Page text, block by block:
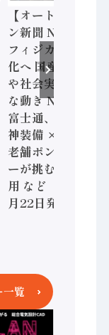
【オートメーショ
ン新聞 No.453】
フィジカルAI本格
化へ 国産AI開発
や社会実装に活発
な動き Noetra、
富士通、日立 / 兵
神装備 × HMS、
老舗ポンプメーカ
ーが挑むデータ活
用 など（2026年7
月22日発行）
一覧